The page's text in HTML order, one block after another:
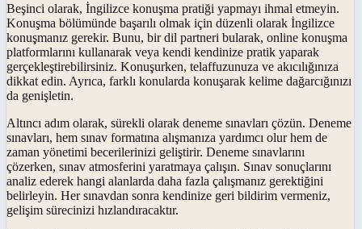
Beşinci olarak, İngilizce konuşma pratiği yapmayı ihmal etmeyin.
Konuşma bölümünde başarılı olmak için düzenli olarak İngilizce
konuşmanız gerekir. Bunu, bir dil partneri bularak, online konuşma
platformlarını kullanarak veya kendi kendinize pratik yaparak
gerçekleştirebilirsiniz. Konuşurken, telaffuzunuza ve akıcılığınıza
dikkat edin. Ayrıca, farklı konularda konuşarak kelime dağarcığınızı
da genişletin.
Altıncı adım olarak, sürekli olarak deneme sınavları çözün. Deneme
sınavları, hem sınav formatına alışmanıza yardımcı olur hem de
zaman yönetimi becerilerinizi geliştirir. Deneme sınavlarını
çözerken, sınav atmosferini yaratmaya çalışın. Sınav sonuçlarını
analiz ederek hangi alanlarda daha fazla çalışmanız gerektiğini
belirleyin. Her sınavdan sonra kendinize geri bildirim vermeniz,
gelişim sürecinizi hızlandıracaktır.